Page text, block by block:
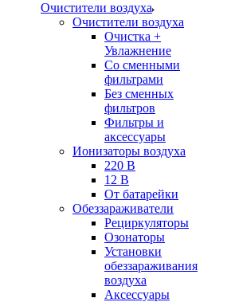
Очистители воздуха
Очистители воздуха
Очистка +
Увлажнение
Cо сменными
фильтрами
Без сменных
фильтров
Фильтры и
аксессуары
Ионизаторы воздуха
220 В
12 В
От батарейки
Обеззараживатели
Рециркуляторы
Озонаторы
Установки
обеззараживания
воздуха
Аксессуары